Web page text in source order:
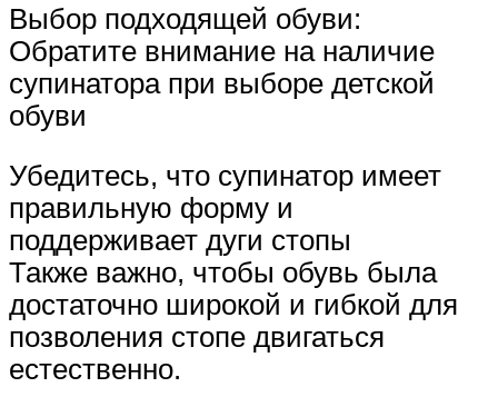
Выбор подходящей обуви:
Обратите внимание на наличие
супинатора при выборе детской
обуви
Убедитесь, что супинатор имеет
правильную форму и
поддерживает дуги стопы
Также важно, чтобы обувь была
достаточно широкой и гибкой для
позволения стопе двигаться
естественно.